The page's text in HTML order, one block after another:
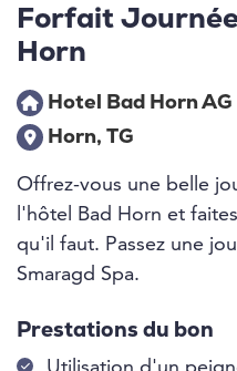
Forfait
Horn
Hotel Bad Horn AG
Horn, TG
Offrez-vous une belle
l'hôtel Bad Horn et
qu'il faut. Passez une
Smaragd Spa.
Prestations du bon